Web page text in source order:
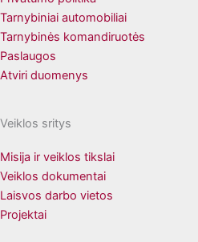
Tarnybiniai automobiliai
Tarnybinės komandiruotės
Paslaugos
Atviri duomenys
Veiklos sritys
Misija ir veiklos tikslai
Veiklos dokumentai
Laisvos darbo vietos
Projektai